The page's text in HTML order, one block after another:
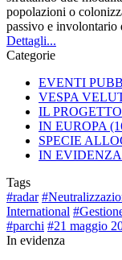
popolazioni o
passivo e involontario
Dettagli...
Categorie
EVENTI
VESPA
IL PROGETTO
IN EUROPA
SPECIE
IN EVIDENZA
Tags
#radar
International
#parchi #21 maggio
In evidenza